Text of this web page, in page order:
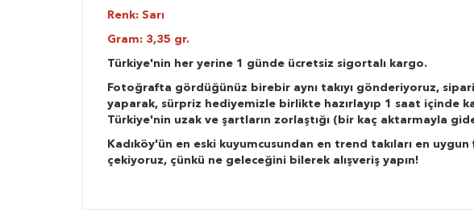
Renk: Sarı
Gram: 3,35 gr.
Türkiye'nin her yerine 1 günde ücretsiz sigortalı kargo.
Fotoğrafta gördüğünüz birebir aynı takıyı gönderiyoruz,
yaparak, sürpriz hediyemizle birlikte hazırlayıp 1 saat içinde
Türkiye'nin uzak ve şartların zorlaştığı (bir kaç aktarmayla
Kadıköy'ün en eski kuyumcusundan en trend takıları en
çekiyoruz, çünkü ne geleceğini bilerek alışveriş yapın!